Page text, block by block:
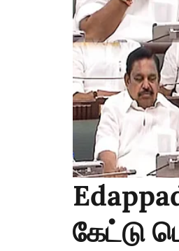
கேட்டு